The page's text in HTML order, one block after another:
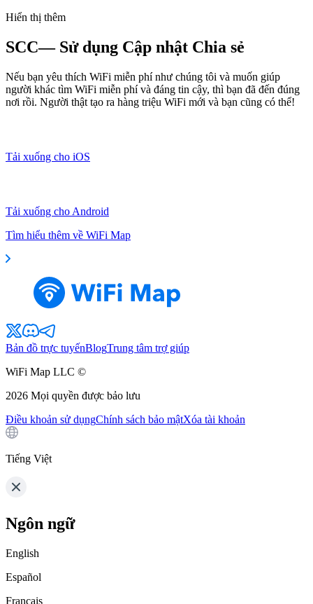
Hiển thị thêm
SCC— Sử dụng Cập nhật Chia sẻ
Nếu bạn yêu thích WiFi miễn phí như chúng tôi và muốn giúp
người khác tìm WiFi miễn phí và đáng tin cậy, thì bạn đã đến đúng
nơi rồi. Người thật tạo ra hàng triệu WiFi mới và bạn cũng có thể!
Tải xuống cho iOS
Tải xuống cho Android
Tìm hiểu thêm về WiFi Map
Bản đồ trực tuyếnBlogTrung tâm trợ giúp
WiFi Map LLC ©
2026 Mọi quyền được bảo lưu
Điều khoản sử dụngChính sách bảo mậtXóa tài khoản
Tiếng Việt
Ngôn ngữ
English
Español
Français